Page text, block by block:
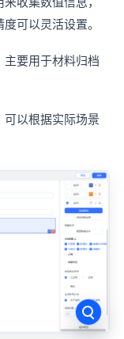
可以灵活设置。
主要用于材料归档
以根据实际场景